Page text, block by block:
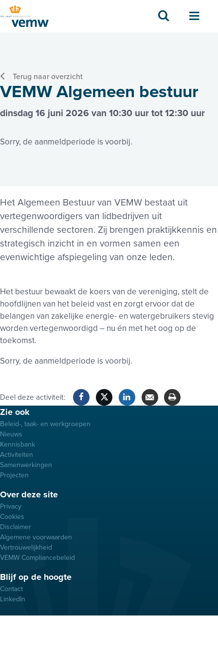
Zoek
VEMW Algemeen bestuur
dinsdag 16 juni 2026 van 10:30 uur tot 12:30 uur
Sorry, de aanmeldperiode is voorbij.
Terug naar overzicht
Het Algemeen Bestuur van VEMW bestaat uit
vertegenwoordigers van lidbedrijven uit
verschillende sectoren. Zij brengen praktijkkennis en
strategisch inzicht in en vormen samen een
evenwichtige afspiegeling van onze leden.
Het bestuur bewaakt de koers van de vereniging, stelt de
hoofdlijnen van het beleid vast en zorgt ervoor dat de
belangen van zakelijke energie- en watergebruikers stevig
worden vertegenwoordigd – nu én met het oog op de
toekomst.
Sorry, de aanmeldperiode is voorbij.
Deel deze activiteit:
Footer
menu
Zie ook
Beleid-, taak- en werkgroepen
Nieuws
Kennisbank
Activiteiten
Samenwerkingen
Projecten
Over deze site
Privacy
Cookies
Disclaimer
Algemene voorwaarden
Vertrouwelijkheid
VEMW Compliancebeleid
Blijf op de hoogte
Contact
LinkedIn